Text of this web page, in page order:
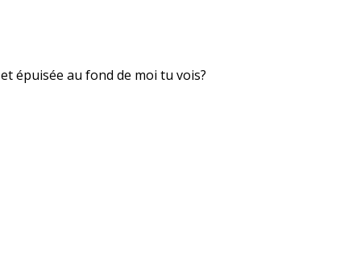
épuisée au fond de moi tu vois?